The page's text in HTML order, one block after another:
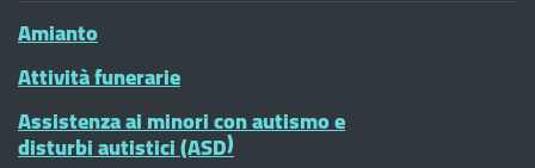
Amianto
Attività funerarie
Assistenza ai minori con autismo e
disturbi autistici (ASD)